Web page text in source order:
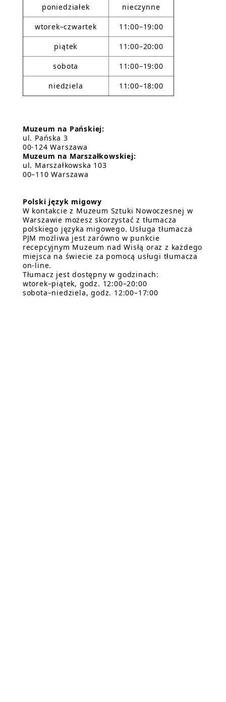
poniedziałek nieczynne
wtorek–czwartek 11:00–19:00
piątek 11:00–20:00
sobota 11:00–19:00
niedziela 11:00–18:00
Muzeum na Pańskiej:
ul. Pańska 3
00-124 Warszawa
Muzeum na Marszałkowskiej:
ul. Marszałkowska 103
00–110 Warszawa
Polski język migowy
W kontakcie z Muzeum Sztuki Nowoczesnej w
Warszawie możesz skorzystać z tłumacza
polskiego języka migowego. Usługa tłumacza
PJM możliwa jest zarówno w punkcie
recepcyjnym Muzeum nad Wisłą oraz z każdego
miejsca na świecie za pomocą usługi tłumacza
on-line.
Tłumacz jest dostępny w godzinach:
wtorek–piątek, godz. 12:00–20:00
sobota–niedziela, godz. 12:00–17:00